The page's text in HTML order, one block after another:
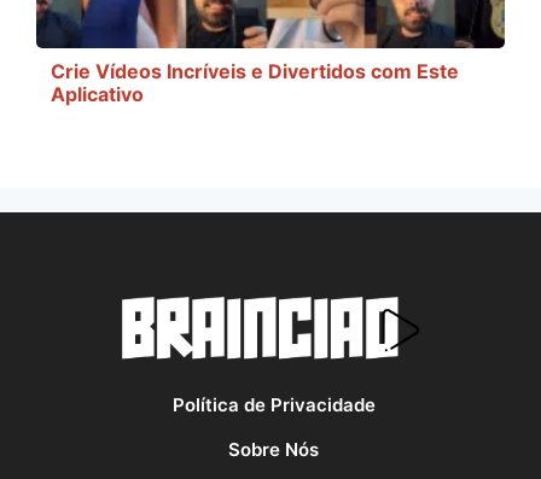
Crie Vídeos Incríveis e Divertidos com Este
Aplicativo
Política de Privacidade
Sobre Nós